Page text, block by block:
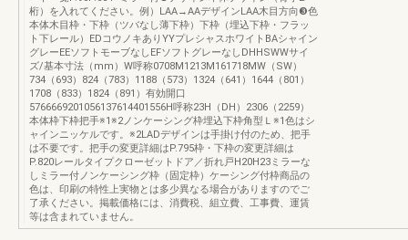
桁）を入れてください。例）LAA→AAデザインLAA木目方向❸色
本体木目枠・下枠（ツバなし薄下枠）下枠（埋込下枠・フラッ
ト下レール）EDコウノキありYYプレシャスホワイトBAシャイン
グレーEEソフトモーブなしEFソフトグレーなしDHHSWWサイ
ズ/基本寸法（mm）W呼称0708M1213M161718MW（SW）
734（693）824（783）1188（573）1324（641）1644（801）
1708（833）1824（891）有効開口
5766669201056137614401556H呼称23H（DH）2306（2259）
本体枠下枠把手※1※2ノンケーシング枠埋込下枠角型Ｌ※1色はシ
ャインニッケルです。※2LADデザインは手掛け付のため、把手
は不要です。把手の変更詳細はP.795枠・下枠の変更詳細は
P.820レールタイプクローゼットドア／折れ戸H20H23ミラーな
しミラー付ノンケーシング枠（固定枠）ケーシング付枠商品の
色は、印刷の特性上実物とは多少異なる場合がありますのでご
了承ください。掲載価格には、消費税、組立費、工事費、運賃
等は含まれていません。